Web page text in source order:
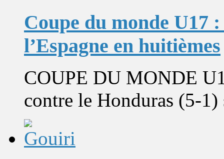
Coupe du monde U17
l’Espagne en huitièmes
COUPE DU MONDE
contre le Honduras (5-